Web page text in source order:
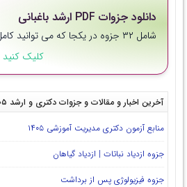
دانلود جزوات PDF ارشد باغبانی
شامل ۳۲ جزوه در یکجا که می توانید کامل یا تکدرس انتخاب کنید
کلیک کنید
آخرین اخبار و مقالات و جزوات دکتری و ارشد ۱۴۰۵ - ۱۴۰۶
منابع آزمون دکتری مدیریت آموزشی ۱۴۰۵
جزوه ازدیاد نباتات | ازدیاد گیاهان
جزوه فیزیولوژی پس از برداشت